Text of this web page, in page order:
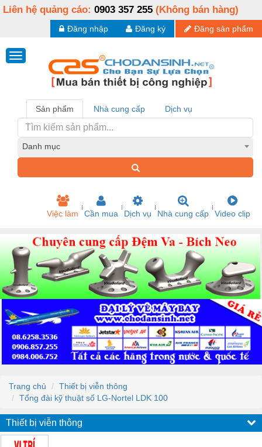
Liên hệ quảng cáo: 0903 357 255 (Không bán hàng)
Đăng sản phẩm
Đăng ký
Đăng nhập
Sản phẩm Nhà cung cấp Dịch vụ
Danh mục
Việc làm Cần mua Dịch vụ Nhà cung cấp Video clip
Trang chủ
Thiết bị viễn thông
Tổng đài kỹ thuật số LG-Nortel LDK 100
Thiết bị viễn thông